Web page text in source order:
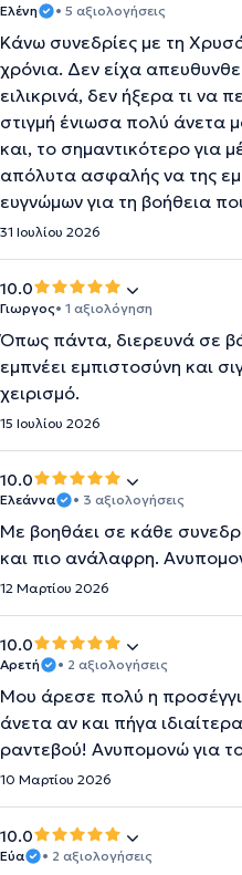
Ελένη • 5 αξιολογήσεις
Κάνω συνεδρίες με τη
χρόνια. Δεν είχα
ειλικρινά, δεν ήξερα τι να
στιγμή ένιωσα πολύ άνετα
και, το σημαντικότερο για
απόλυτα ασφαλής να της
ευγνώμων για τη βοήθεια
31 Ιουλίου 2026
10.0
Γιωργος• 1 αξιολόγηση
Όπως πάντα, διερευνά σε
εμπνέει εμπιστοσύνη και
χειρισμό.
15 Ιουλίου 2026
10.0
Ελεάννα • 3 αξιολογήσεις
Με βοηθάει σε κάθε
και πιο ανάλαφρη.
12 Μαρτίου 2026
10.0
Αρετή • 2 αξιολογήσεις
Μου άρεσε πολύ η
άνετα αν και πήγα
ραντεβού! Ανυπομονώ για
10 Μαρτίου 2026
10.0
Εύα • 2 αξιολογήσεις